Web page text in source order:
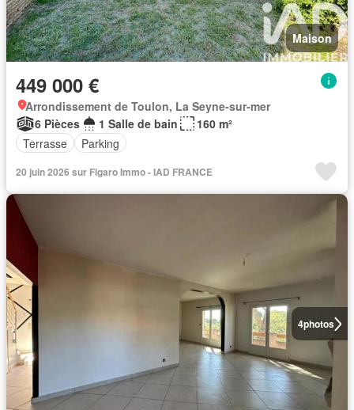
Maison
449 000 €
Arrondissement de Toulon, La Seyne-sur-mer
6 Pièces
1 Salle de bain
160 m²
Terrasse
Parking
20 juin 2026 sur Figaro Immo - IAD FRANCE
4photos